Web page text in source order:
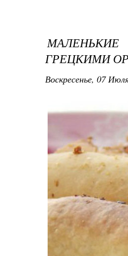
ГРЕЦКИМИ
Воскресенье, 07